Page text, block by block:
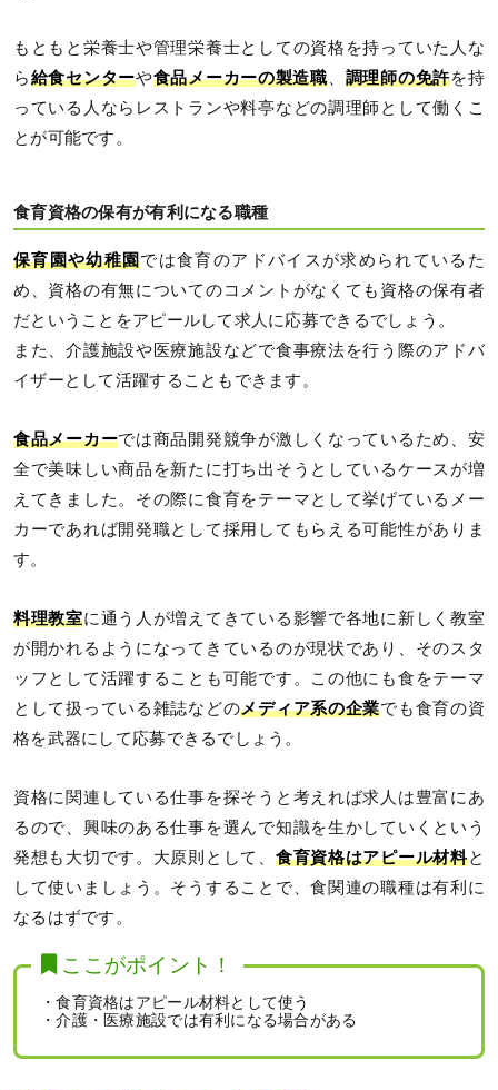
もともと栄養士や管理栄養士としての資格を持っていた人な
ら給食センターや食品メーカーの製造職、 調理師の免許を持
っている人ならレストランや料亭などの調理師として働くこ
とが可能です。
食育資格の保有が有利になる職種
保育園や幼稚園では食育のアドバイスが求められているた
め、資格の有無についてのコメントがなくても資格の保有者
だということをアピールして求人に応募できるでしょう。
また、介護施設や医療施設などで食事療法を行う際のアドバ
イザーとして活躍することもできます。
食品メーカーでは商品開発競争が激しくなっているため、安
全で美味しい商品を新たに打ち出そうとしているケースが増
えてきました。その際に食育をテーマとして挙げているメー
カーであれば開発職として採用してもらえる可能性がありま
す。
料理教室に通う人が増えてきている影響で各地に新しく教室
が開かれるようになってきているのが現状であり、そのスタ
ッフとして活躍することも可能です。この他にも食をテーマ
として扱っている雑誌などのメディア系の企業でも食育の資
格を武器にして応募できるでしょう。
資格に関連している仕事を探そうと考えれば求人は豊富にあ
るので、興味のある仕事を選んで知識を生かしていくという
発想も大切です。大原則として、 食育資格はアピール材料と
して使いましょう。そうすることで、食関連の職種は有利に
なるはずです。
ここがポイント！
・食育資格はアピール材料として使う
・介護・医療施設では有利になる場合がある